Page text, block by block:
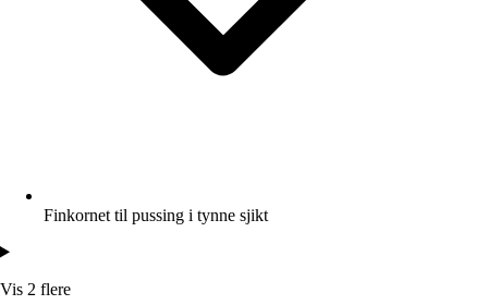
Finkornet til pussing i tynne sjikt
Vis 2 flere